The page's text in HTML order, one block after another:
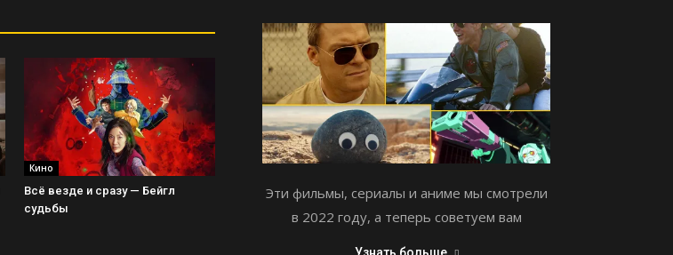
Кино
Всё везде и сразу — Бейгл
судьбы
Эти фильмы, сериалы и аниме мы смотрели
в 2022 году, а теперь советуем вам